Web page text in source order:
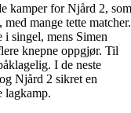
kamper for Njård 2, som
mange tette matcher.
i singel, mens Simen
knepne oppgjør. Til
I de neste
Njård 2 sikret en
lagkamp.